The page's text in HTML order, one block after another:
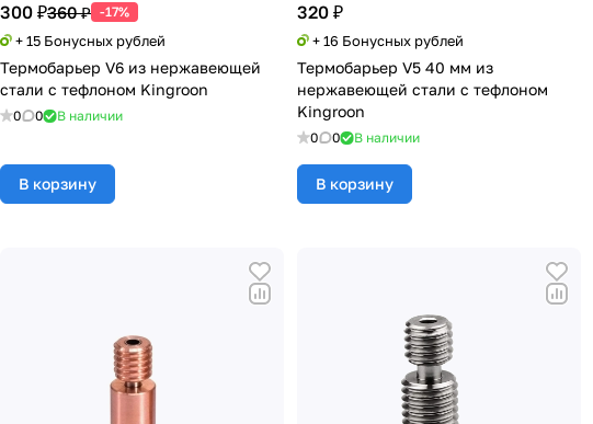
300 ₽360 ₽ -17%
+ 15 Бонусных рублей
Термобарьер V6 из нержавеющей
стали с тефлоном Kingroon
0 0 В наличии
В корзину
320 ₽
+ 16 Бонусных рублей
Термобарьер V5 40 мм из
нержавеющей стали с тефлоном
Kingroon
0 0 В наличии
В корзину